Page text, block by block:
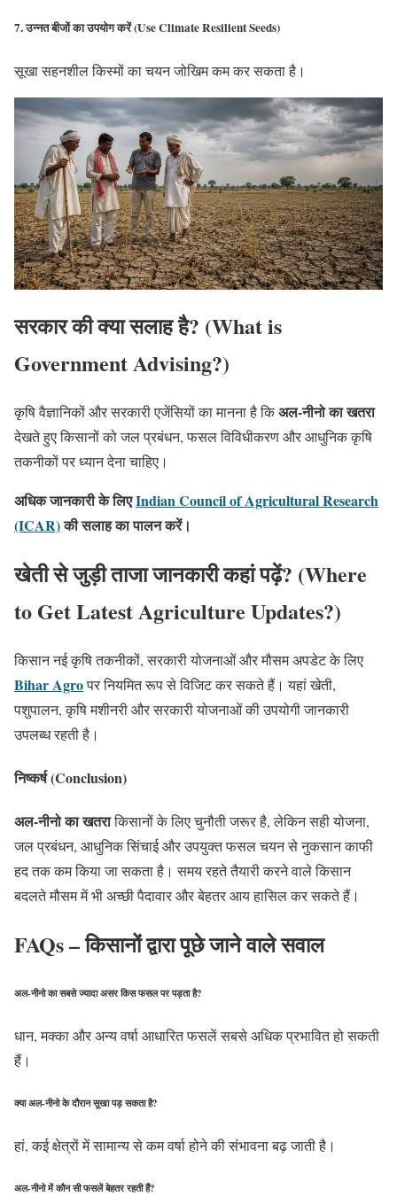
7. उन्नत बीजों का उपयोग करें (Use Climate Resilient Seeds)
सूखा सहनशील किस्मों का चयन जोखिम कम कर सकता है।
सरकार की क्या सलाह है? (What is
Government Advising?)
कृषि वैज्ञानिकों और सरकारी एजेंसियों का मानना है किअल-नीनो का खतरा
देखते हुए किसानों को जल प्रबंधन, फसल विविधीकरण और आधुनिक कृषि
तकनीकों पर ध्यान देना चाहिए।
अधिक जानकारी के लिएIndian Council of Agricultural Research
(ICAR)की सलाह का पालन करें।
खेती से जुड़ी ताजा जानकारी कहां पढ़ें? (Where
to Get Latest Agriculture Updates?)
किसान नई कृषि तकनीकों, सरकारी योजनाओं और मौसम अपडेट के लिए
Bihar Agroपर नियमित रूप से विजिट कर सकते हैं। यहां खेती,
पशुपालन, कृषि मशीनरी और सरकारी योजनाओं की उपयोगी जानकारी
उपलब्ध रहती है।
निष्कर्ष (Conclusion)
अल-नीनो का खतराकिसानों के लिए चुनौती जरूर है, लेकिन सही योजना,
जल प्रबंधन, आधुनिक सिंचाई और उपयुक्त फसल चयन से नुकसान काफी
हद तक कम किया जा सकता है। समय रहते तैयारी करने वाले किसान
बदलते मौसम में भी अच्छी पैदावार और बेहतर आय हासिल कर सकते हैं।
FAQs – किसानों द्वारा पूछे जाने वाले सवाल
अल-नीनो का सबसे ज्यादा असर किस फसल पर पड़ता है?
धान, मक्का और अन्य वर्षा आधारित फसलें सबसे अधिक प्रभावित हो सकती
हैं।
क्या अल-नीनो के दौरान सूखा पड़ सकता है?
हां, कई क्षेत्रों में सामान्य से कम वर्षा होने की संभावना बढ़ जाती है।
अल-नीनो में कौन सी फसलें बेहतर रहती हैं?